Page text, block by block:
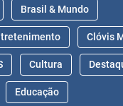
Brasil & Mundo
Clóvis
Cultura
Educação